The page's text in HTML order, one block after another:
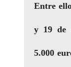
Entre
y 19 de
5.000